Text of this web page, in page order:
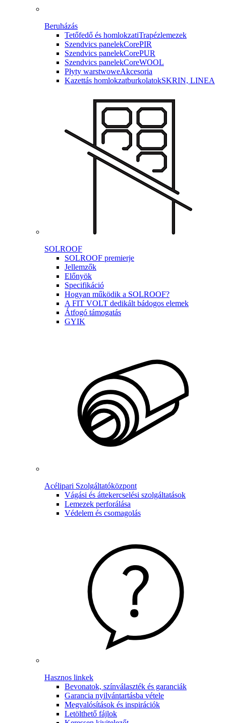
Beruházás
Tetőfedő és homlokzatiTrapézlemezek
Szendvics panelekCorePIR
Szendvics panelekCorePUR
Szendvics panelekCoreWOOL
Płyty warstwoweAkcesoria
Kazettás homlokzatburkolatokSKRIN, LINEA
SOLROOF
SOLROOF premierje
Jellemzők
Előnyök
Specifikáció
Hogyan működik a SOLROOF?
A FIT VOLT dedikált bádogos elemek
Átfogó támogatás
GYIK
Acélipari Szolgáltatóközpont
Vágási és áttekercselési szolgáltatások
Lemezek perforálása
Védelem és csomagolás
Hasznos linkek
Bevonatok, színválaszték és garanciák
Garancia nyilvántartásba vétele
Megvalósítások és inspirációk
Letölthető fájlok